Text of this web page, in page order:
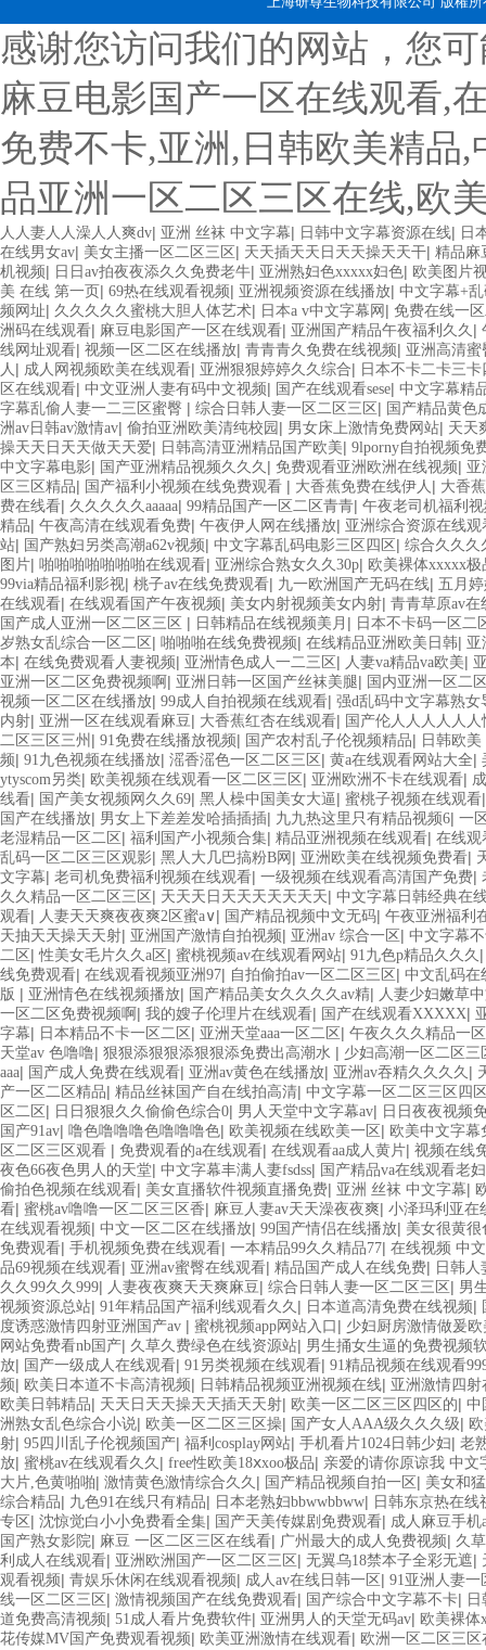
感谢您访问我们的网站，您
麻豆电影国产一区在线观看,
免费不卡,亚洲,日韩欧美精品
品亚洲一区二区三区在线,欧
人人妻人人澡人人爽dv| 亚洲 丝袜 中文字幕| 日韩中文字幕资源在线| 日
在线男女av| 美女主播一区二区三区 | 天天插天天日天天操天天干| 精品麻
机视频| 日日av拍夜夜添久久免费老牛| 亚洲熟妇色xxxxx妇色| 欧美图片
美 在线 第一页 | 69热在线观看视频| 亚洲视频资源在线播放| 中文字幕+
频网址| 久久久久久蜜桃大胆人体艺术| 日本a v中文字幕网 | 免费在线一
洲码在线观看| 麻豆电影国产一区在线观看| 亚洲国产精品午夜福利久久 |
线网址观看| 视频一区二区在线播放| 青青青久免费在线视频| 亚洲高清
人 | 成人网视频欧美在线观看| 亚洲狠狠婷婷久久综合| 日本不卡二卡三卡
区在线观看| 中文亚洲人妻有码中文视频| 国产在线观看sese| 中文字幕精
字幕乱偷人妻一二三区蜜臀 | 综合日韩人妻一区二区三区 | 国产精品黄色
洲av日韩av激情av| 偷拍亚洲欧美清纯校园 | 男女床上激情免费网站| 天天
操天天日天天做天天爱| 日韩高清亚洲精品国产欧美| 9lporny自拍视频免
中文字幕电影| 国产亚洲精品视频久久久 | 免费观看亚洲欧洲在线视频| 亚
区三区精品| 国产福利小视频在线免费观看 | 大香蕉免费在线伊人 | 大香
费在线看| 久久久久久aaaaa| 99精品国产一区二区青青| 午夜老司机福利
精品| 午夜高清在线观看免费| 午夜伊人网在线播放| 亚洲综合资源在线观
站| 国产熟妇另类高潮a62v视频| 中文字幕乱码电影三区四区 | 综合久久久
图片| 啪啪啪啪啪啪啪在线观看| 亚洲综合熟女久久30p| 欧美裸体xxxxx极
99via精品福利影视| 桃子av在线免费观看| 九一欧洲国产无码在线| 五月
在线观看| 在线观看国产午夜视频| 美女内射视频美女内射| 青青草原av在
国产成人亚洲一区二区三区 | 日韩精品在线视频美月 | 日本不卡码一区二
岁熟女乱综合一区二区 | 啪啪啪在线免费视频| 在线精品亚洲欧美日韩| 亚
本| 在线免费观看人妻视频| 亚洲情色成人一二三区 | 人妻va精品va欧美|
亚洲一区二区免费视频啊 | 亚洲日韩一区国产丝袜美腿| 国内亚洲一区二
视频一区二区在线播放| 99成人自拍视频在线观看| 强d乱码中文字幕熟女
内射| 亚洲一区在线观看麻豆| 大香蕉红杏在线观看| 国产伦人人人人人人
二区三区三州 | 91免费在线播放视频| 国产农村乱子伦视频精品| 日韩欧
频| 91九色视频在线播放| 滛香滛色一区二区三区 | 黄a在线观看网站大全|
ytyscom另类| 欧美视频在线观看一区二区三区 | 亚洲欧洲不卡在线观看|
线看| 国产美女视频网久久69| 黑人橾中国美女大逼 | 蜜桃子视频在线观看
国产在线播放| 男女上下差差发哈插插插| 九九热这里只有精品视频6| 一
老湿精品一区二区 | 福利国产小视频合集| 精品亚洲视频在线观看| 在线观
乱码一区二区三区观影| 黑人大几巴搞粉B网 | 亚洲欧美在线视频免费看|
文字幕| 老司机免费福利视频在线观看| 一级视频在线观看高清国产免费|
久久精品一区二区三区 | 天天天日天天天天天天天| 中文字幕日韩经典在
观看| 人妻天天爽夜夜爽2区蜜a∨| 国产精品视频中文无码| 午夜亚洲福利
天抽天天操天天射| 亚洲国产激情自拍视频| 亚洲av 综合一区 | 中文字幕
二区 |性美女毛片久久a区 | 蜜桃视频av在线观看网站| 91九色p精品久久久
线免费观看| 在线观看视频亚洲97| 自拍偷拍av一区二区三区 | 中文乱码在
版 | 亚洲情色在线视频播放| 国产精品美女久久久久av精| 人妻少妇嫩草
一区二区免费视频啊 | 我的嫂子伦理片在线观看| 国产在线观看XXXXX|
字幕| 日本精品不卡一区二区 | 亚洲天堂aaa一区二区 | 午夜久久久精品一
天堂av 色噜噜| 狠狠添狠狠添狠狠添免费出高潮水 | 少妇高潮一区二区三
aaa| 国产成人免费在线观看| 亚洲av黄色在线播放| 亚洲av吞精久久久久 |
产一区二区精品| 精品丝袜国产自在线拍高清| 中文字幕一区二区三区四
区二区 | 日日狠狠久久偷偷色综合0| 男人天堂中文字幕av| 日日夜夜视频
国产91av| 噜色噜噜噜色噜噜噜色| 欧美视频在线欧美一区 | 欧美中文字幕
区二区三区观看 | 免费观看的a在线观看| 在线观看aa成人黄片| 视频在线
夜色66夜色男人的天堂| 中文字幕丰满人妻fsdss| 国产精品va在线观看老
偷拍色视频在线观看| 美女直播软件视频直播免费| 亚洲 丝袜 中文字幕|
看| 蜜桃av噜噜一区二区三区香| 麻豆人妻av天天澡夜夜爽| 小泽玛利亚在
在线观看视频| 中文一区二区在线播放| 99国产情侣在线播放| 美女很黄很
免费观看| 手机视频免费在线观看| 一本精品99久久精品77| 在线视频 中
品69视频在线观看| 亚洲av蜜臀在线观看| 精品国产成人在线免费| 日韩
久久99久久999| 人妻夜夜爽天天爽麻豆| 综合日韩人妻一区二区三区 | 男
视频资源总站| 91年精品国产福利线观看久久 | 日本道高清免费在线视频|
度诱惑激情四射亚洲国产av | 蜜桃视频app网站入口 | 少妇厨房激情做爰欧
网站免费看nb国产| 久草久费绿色在线资源站| 男生捅女生逼的免费视频
放| 国产一级成人在线观看| 91另类视频在线观看| 91精品视频在线观看
频| 欧美日本道不卡高清视频| 日韩精品视频亚洲视频在线| 亚洲激情四
欧美日韩精品| 天天日天天操天天插天天射| 欧美一区二区三区四区的| 中
洲熟女乱色综合小说| 欧美一区二区三区操| 国产女人AAA级久久久级|
射| 95四川乱子伦视频国产| 福利cosplay网站| 手机看片1024日韩少妇| 老
放| 蜜桃av在线观看久久 | free性欧美18ⅹxoo极品| 亲爱的请你原谅我 中文
大片,色黄啪啪| 激情黄色激情综合久久 | 国产精品视频自拍一区 | 美女和
综合精品| 九色91在线只有精品| 日本老熟妇bbwwbbww| 日韩东京热在线
专区 | 沈惊觉白小小免费看全集| 国产天美传媒剧免费观看| 成人麻豆手机
国产熟女影院| 麻豆 一区二区三区在线看| 广州最大的成人免费视频| 久
利成人在线观看| 亚洲欧洲国产一区二区三区 | 无翼乌18禁本子全彩无遮|
观看视频| 青娱乐休闲在线观看视频| 成人av在线日韩一区 | 91亚洲人妻一
线一区二区三区 | 激情视频国产在线免费观看| 国产综合中文字幕不卡|
道免费高清视频| 51成人看片免费软件| 亚洲男人的天堂无码av| 欧美裸体
花传媒MV国产免费观看视频| 欧美亚洲激情在线观看| 欧洲一区二区三区